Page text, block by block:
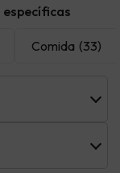
específicas
Comida (33)